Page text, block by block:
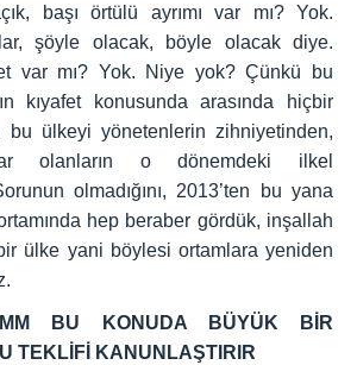
başı örtülü ayrımı var mı? Yok.
şöyle olacak, böyle olacak diye.
var mı? Yok. Niye yok? Çünkü bu
kıyafet konusunda arasında hiçbir
ülkeyi yönetenlerin zihniyetinden,
olanların o dönemdeki ilkel
olmadığını, 2013’ten bu yana
hep beraber gördük, inşallah
ülke yani böylesi ortamlara yeniden
BU KONUDA BÜYÜK BİR
TEKLİFİ KANUNLAŞTIRIR